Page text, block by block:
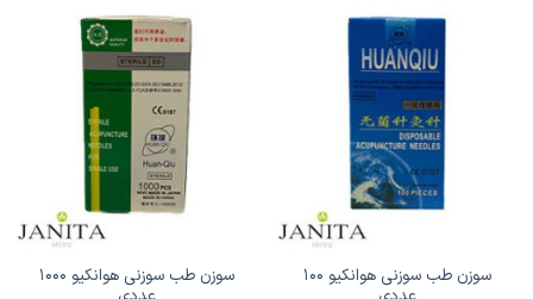
دارای
انواع
مختلفی
می
باشد.
گزینه
ها
ممکن
است
صفحه
محصول
سوزن طب سوزنی هوانکیو 100
سوزن طب سوزنی هوانکیو 1000